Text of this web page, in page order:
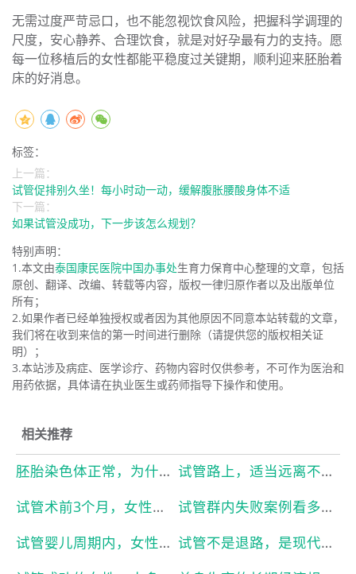
无需过度严苛忌口，也不能忽视饮食风险，把握科学调理的
尺度，安心静养、合理饮食，就是对好孕最有力的支持。愿
每一位移植后的女性都能平稳度过关键期，顺利迎来胚胎着
床的好消息。
标签：
上一篇：
试管促排别久坐！每小时动一动，缓解腹胀腰酸身体不适
下一篇：
如果试管没成功，下一步该怎么规划？
特别声明：
1.本文由泰国康民医院中国办事处生育力保育中心整理的文章，包括
原创、翻译、改编、转载等内容，版权一律归原作者以及出版单位
所有；
2.如果作者已经单独授权或者因为其他原因不同意本站转载的文章，
我们将在收到来信的第一时间进行删除（请提供您的版权相关证
明）；
3.本站涉及病症、医学诊疗、药物内容时仅供参考，不可作为医治和
用药依据，具体请在执业医生或药师指导下操作和使用。
相关推荐
胚胎染色体正常，为什么移植后还是失败？
试管路上，适当远离不断散播焦虑的亲友
试管术前3个月，女性该怎么调理身体？
试管群内失败案例看多了，很容易加重心理负担
试管婴儿周期内，女性最好避开这几类高强度工作
试管不是退路，是现代人的生育底气